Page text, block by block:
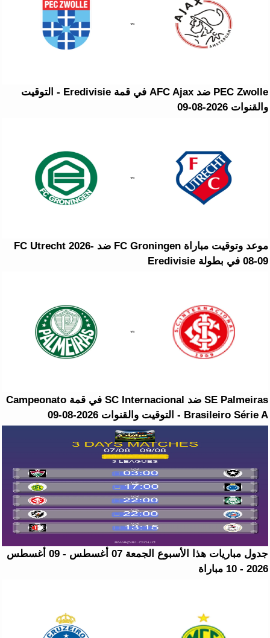
PEC Zwolle ضد AFC Ajax في قمة Eredivisie - التوقيت
والقنوات 2026-08-09
موعد وتوقيت مباراة FC Groningen ضد FC Utrecht 2026-
08-09 في بطولة Eredivisie
SE Palmeiras ضد SC Internacional في قمة Campeonato
Brasileiro Série A - التوقيت والقنوات 2026-08-09
جدول مباريات هذا الأسبوع الجمعة 07 أغسطس - 09 أغسطس
2026 - 10 مباراة